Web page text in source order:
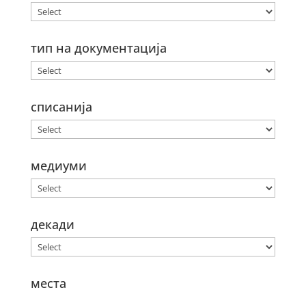
тип на документација
списанија
медиуми
декади
места